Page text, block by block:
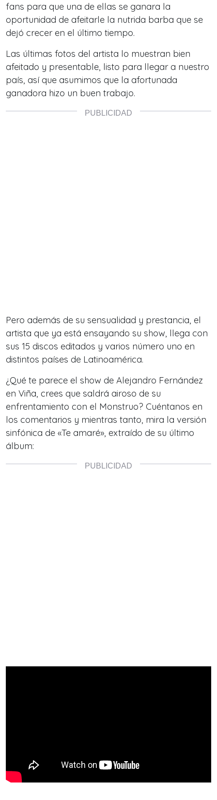
fans para que una de ellas se ganara la
oportunidad de afeitarle la nutrida barba que se
dejó crecer en el último tiempo.
Las últimas fotos del artista lo muestran bien
afeitado y presentable, listo para llegar a nuestro
país, así que asumimos que la afortunada
ganadora hizo un buen trabajo.
Pero además de su sensualidad y prestancia, el
artista que ya está ensayando su show, llega con
sus 15 discos editados y varios número uno en
distintos países de Latinoamérica.
¿Qué te parece el show de Alejandro Fernández
en Viña, crees que saldrá airoso de su
enfrentamiento con el Monstruo? Cuéntanos en
los comentarios y mientras tanto, mira la versión
sinfónica de «Te amaré», extraído de su último
álbum: